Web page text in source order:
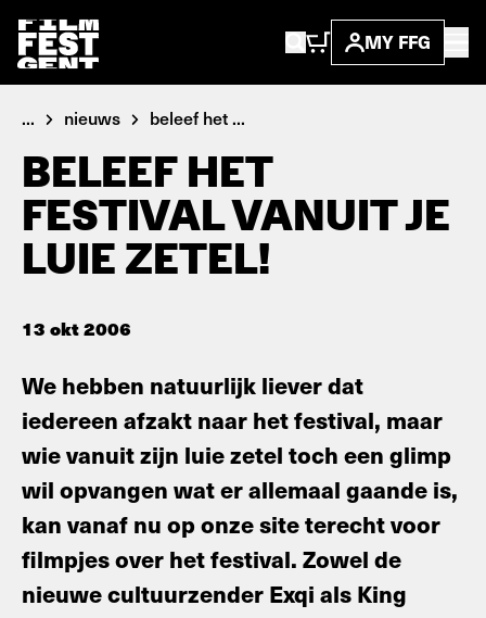
MY FFG
... nieuws beleef het ...
BELEEF HET
FESTIVAL VANUIT JE
LUIE ZETEL!
13 okt 2006
We hebben natuurlijk liever dat
iedereen afzakt naar het festival, maar
wie vanuit zijn luie zetel toch een glimp
wil opvangen wat er allemaal gaande is,
kan vanaf nu op onze site terecht voor
filmpjes over het festival. Zowel de
nieuwe cultuurzender Exqi als King